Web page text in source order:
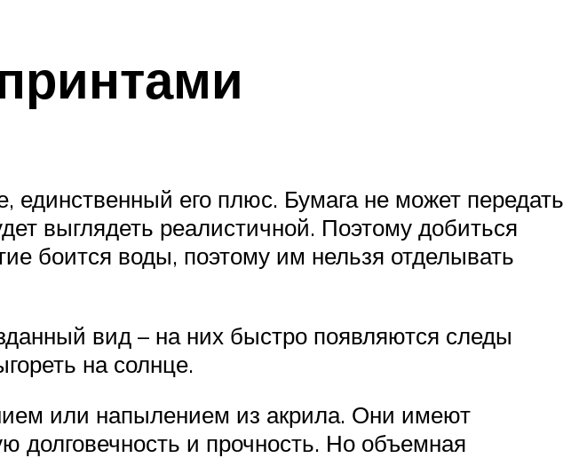
его плюс. Бумага не может передать
выглядеть реалистичной. Поэтому добиться
боится воды, поэтому им нельзя отделывать
вид – на них быстро появляются следы
на солнце.
или напылением из акрила. Они имеют
и прочность. Но объемная